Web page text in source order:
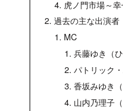
虎ノ門市場～
過去の主な出演者
MC
兵藤ゆき（
パトリック
香坂みゆき
山内乃理子